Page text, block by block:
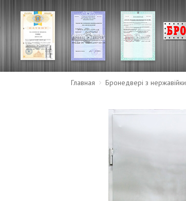
Главная Бронедвері з нержавійки